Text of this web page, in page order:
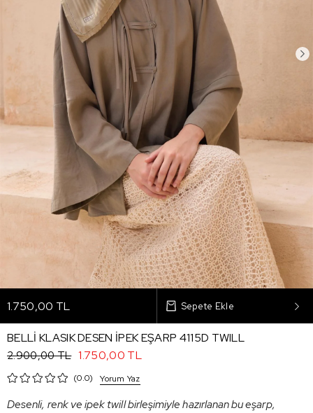
1.750,00 TL
BELLİ KLASIK DESEN İPEK EŞARP 4115D TWILL
2.900,00 TL 1.750,00 TL
0.0 Yorum Yaz
Desenli, renk ve ipek twill birleşimiyle hazırlanan bu eşarp,